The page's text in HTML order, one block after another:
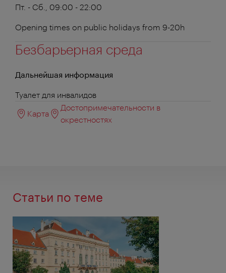
Пт. - Сб., 09:00 - 22:00
Opening times on public holidays from 9-20h
Безбарьерная среда
Дальнейшая информация
Туалет для инвалидов
Карта
Достопримечательности в
окрестностях
Статьи по теме